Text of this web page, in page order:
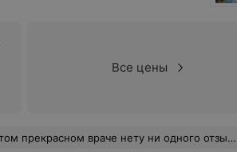
Все цены
Спросила все что только можно и осмотрела также. Очень четко назначила лечение и все объяснила. Также я не понимаю почему нет фото этой милой женщины тут. Я долго искала гинеколога и к многим ходила, пожалуй остановлюсь на данном специалисте.